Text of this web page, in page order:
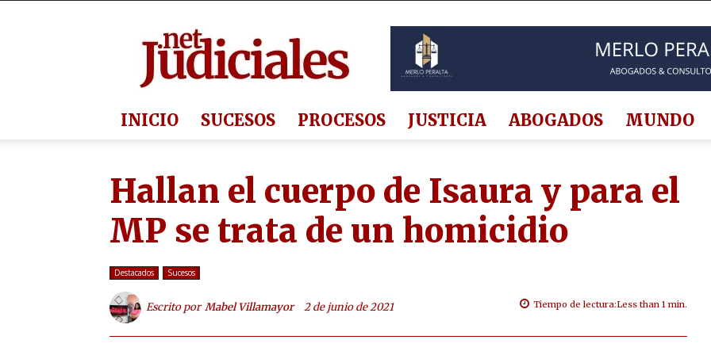
INICIO SUCESOS PROCESOS JUSTICIA ABOGADOS MUNDO
Hallan el cuerpo de Isaura y para el
MP se trata de un homicidio
Destacados Sucesos
Escrito por Mabel Villamayor 2 de junio de 2021 Tiempo de lectura:Less than 1 min.